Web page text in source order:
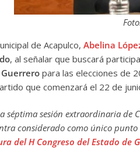
de Acapulco, Abelina
, al señalar que buscará
para las elecciones de
que comenzará el 22 de
séptima sesión extraordinaria de
considerado como único
del H Congreso del Estado de